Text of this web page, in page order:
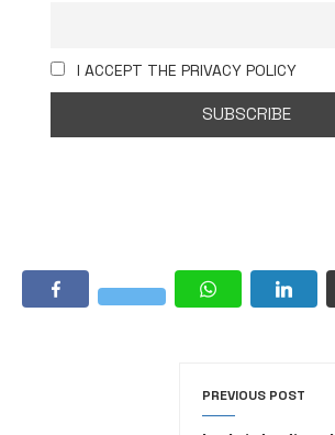
I ACCEPT THE PRIVACY POLICY
PREVIOUS POST